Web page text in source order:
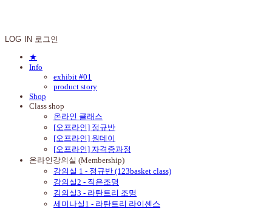
LOG IN 로그인
★
Info
exhibit #01
product story
Shop
Class shop
온라인 클래스
[오프라인] 정규반
[오프라인] 원데이
[오프라인] 자격증과정
온라인강의실 (Membership)
강의실 1 - 정규반 (123basket class)
강의실2 - 직은조명
깅의실3 - 라탄트리 조명
세미나실1 - 라탄트리 라이센스